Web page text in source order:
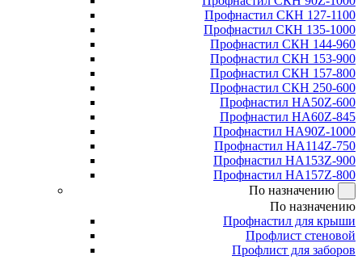
Профнастил СКН 127-1100
Профнастил СКН 135-1000
Профнастил СКН 144-960
Профнастил СКН 153-900
Профнастил СКН 157-800
Профнастил СКН 250-600
Профнастил НА50Z-600
Профнастил НА60Z-845
Профнастил НА90Z-1000
Профнастил НА114Z-750
Профнастил НА153Z-900
Профнастил НА157Z-800
По назначению
По назначению
Профнастил для крыши
Профлист стеновой
Профлист для заборов